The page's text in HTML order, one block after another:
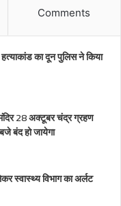
Comments
का दून पुलिस ने किया
28 अक्टूबर चंद्र ग्रहण
बंद हो जायेगा
स्वास्थ्य विभाग का अर्लट